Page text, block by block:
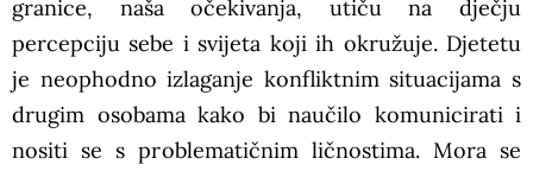
granice, naša očekivanja, utiču na dječju
percepciju sebe i svijeta koji ih okružuje. Djetetu
je neophodno izlaganje konfliktnim situacijama s
drugim osobama kako bi naučilo komunicirati i
nositi se s problematičnim ličnostima. Mora se